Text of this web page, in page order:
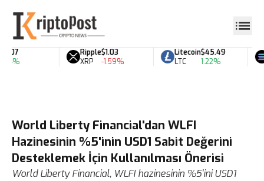
Ripple
XRP
$1.03
-1.59%
Litecoin
LTC
$45.49
1.22%
World Liberty Financial'dan WLFI
Hazinesinin %5'inin USD1 Sabit Değerini
Desteklemek İçin Kullanılması Önerisi
World Liberty Financial, WLFI hazinesinin %5'ini USD1